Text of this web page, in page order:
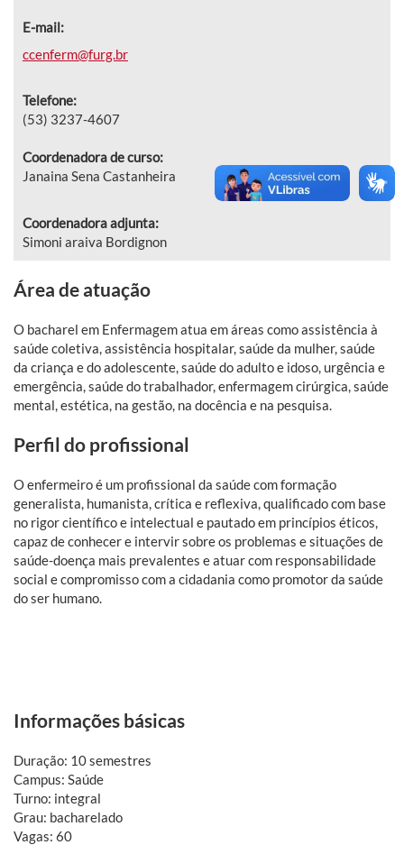
E-mail:
ccenferm@furg.br
Telefone:
(53) 3237-4607
Coordenadora de curso:
Janaina Sena Castanheira
Coordenadora adjunta:
Simoni araiva Bordignon
Área de atuação
O bacharel em Enfermagem atua em áreas como assistência à
saúde coletiva, assistência hospitalar, saúde da mulher, saúde
da criança e do adolescente, saúde do adulto e idoso, urgência e
emergência, saúde do trabalhador, enfermagem cirúrgica, saúde
mental, estética, na gestão, na docência e na pesquisa.
Perfil do profissional
Oenfermeiro é um profissional da saúde com formação
generalista, humanista, crítica e reflexiva, qualificado com base
no rigor científico e intelectual e pautado em princípios éticos,
capaz de conhecer e intervir sobre os problemas e situações de
saúde-doença mais prevalentes e atuar com responsabilidade
social e compromisso com a cidadania como promotor da saúde
do ser humano.
Informações básicas
Duração: 10 semestres
Campus: Saúde
Turno: integral
Grau: bacharelado
Vagas: 60